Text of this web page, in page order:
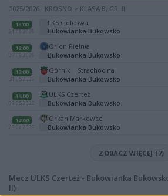
2025/2026 · KROSNO > KLASA B, GR. II
13:00
21.06.2026
LKS Golcowa
Bukowianka Bukowsko
12:00
07.06.2026
Orion Pielnia
Bukowianka Bukowsko
13:00
31.05.2026
Górnik II Strachocina
Bukowianka Bukowsko
14:00
09.05.2026
ULKS Czerteż
Bukowianka Bukowsko
13:00
26.04.2026
Orkan Markowce
Bukowianka Bukowsko
ZOBACZ WIĘCEJ (7)
Mecz ULKS Czerteż - Bukowianka
II)